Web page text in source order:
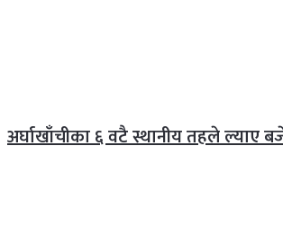
अर्घाखाँचीका ६ वटै स्थानीय तहले ल्याए